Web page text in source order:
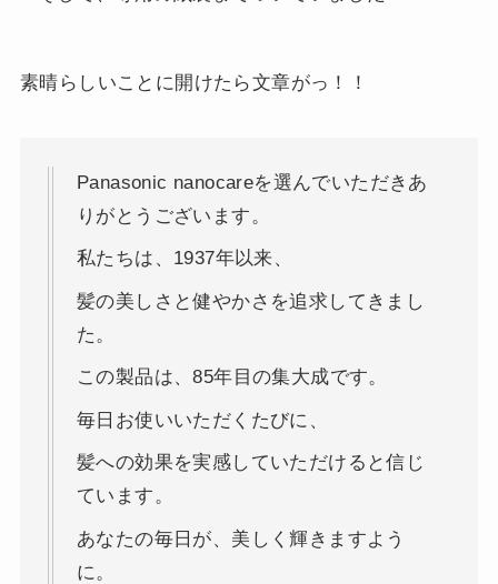
素晴らしいことに開けたら文章がっ！！
Panasonic nanocareを選んでいただきあ
りがとうございます。
私たちは、1937年以来、
髪の美しさと健やかさを追求してきまし
た。
この製品は、85年目の集大成です。
毎日お使いいただくたびに、
髪への効果を実感していただけると信じ
ています。
あなたの毎日が、美しく輝きますよう
に。